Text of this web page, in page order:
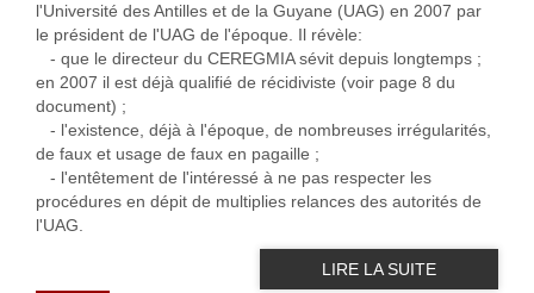
l'Université des Antilles et de la Guyane (UAG) en 2007 par
le président de l'UAG de l'époque. Il révèle:
- que le directeur du CEREGMIA sévit depuis longtemps ;
en 2007 il est déjà qualifié de récidiviste (voir page 8 du
document) ;
- l'existence, déjà à l'époque, de nombreuses irrégularités,
de faux et usage de faux en pagaille ;
- l'entêtement de l'intéressé à ne pas respecter les
procédures en dépit de multiplies relances des autorités de
l'UAG.
LIRE LA SUITE